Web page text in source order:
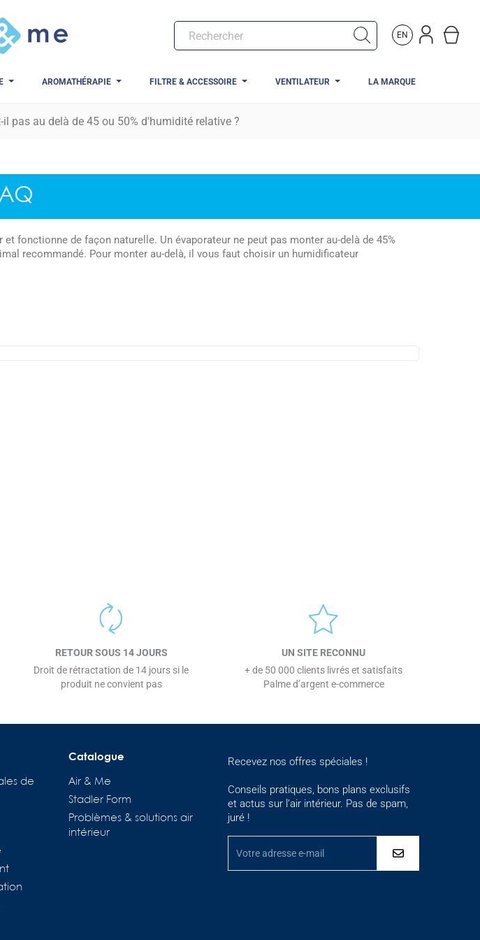
EN
AROMATHÉRAPIE FILTRE & ACCESSOIRE VENTILATEUR LA MARQUE
pas au delà de 45 ou 50% d'humidité relative ?
fonctionne de façon naturelle. Un évaporateur ne peut pas monter au-delà de 45%
recommandé. Pour monter au-delà, il vous faut choisir un humidificateur
RETOUR SOUS 14 JOURS
Droit de rétractation de 14 jours si le
produit ne convient pas
UN SITE RECONNU
+ de 50 000 clients livrés et satisfaits
Palme d’argent e-commerce
de
Catalogue
Air & Me
Stadler Form
Problèmes & solutions air
intérieur
Recevez nos offres spéciales !
Conseils pratiques, bons plans exclusifs
et actus sur l’air intérieur. Pas de spam,
juré !